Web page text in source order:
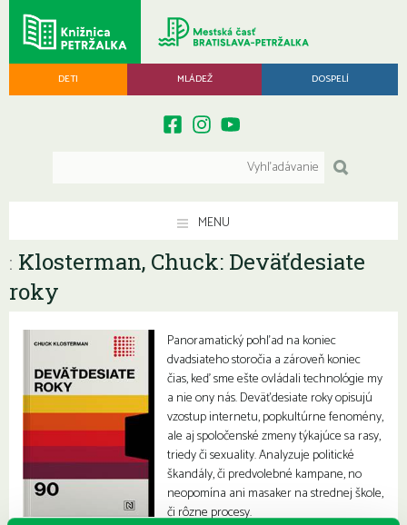
DETI MLÁDEŽ DOSPELÍ
MENU
: Klosterman, Chuck: Deväťdesiate
roky
Panoramatický pohľad na koniec
dvadsiateho storočia a zároveň koniec
čias, keď sme ešte ovládali technológie my
a nie ony nás. Deväťdesiate roky opisujú
vzostup internetu, popkultúrne fenomény,
ale aj spoločenské zmeny týkajúce sa rasy,
triedy či sexuality. Analyzuje politické
škandály, či predvolebné kampane, no
neopomína ani masaker na strednej škole,
či rôzne procesy.